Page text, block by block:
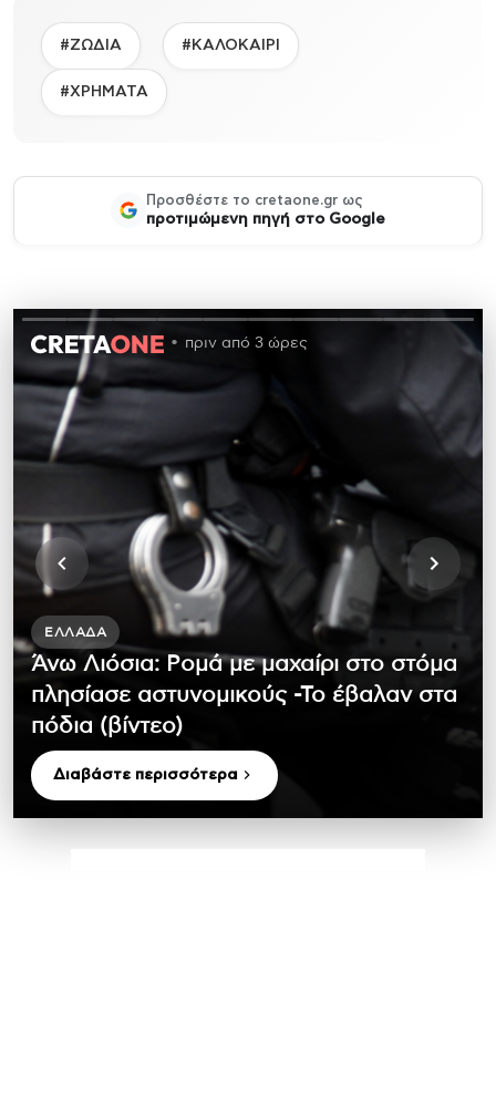
#ΖΩΔΙΑ #ΚΑΛΟΚΑΙΡΙ
#ΧΡΗΜΑΤΑ
Προσθέστε το cretaone.gr ως
προτιμώμενη πηγή στο Google
πριν από 3 ώρες
ΕΛΛΆΔΑ
Άνω Λιόσια: Ρομά με μαχαίρι στο στόμα
πλησίασε αστυνομικούς -Το έβαλαν στα
πόδια (βίντεο)
Διαβάστε περισσότερα